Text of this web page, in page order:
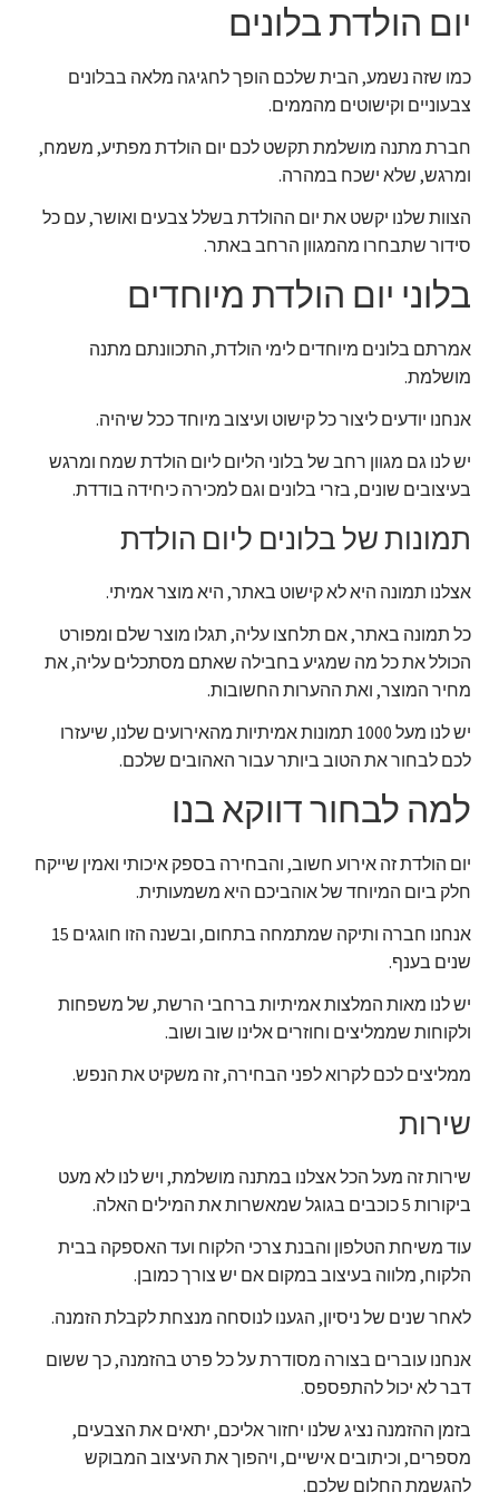
יום הולדת בלונים
כמו שזה נשמע, הבית שלכם הופך לחגיגה מלאה בבלונים
צבעוניים וקישוטים מהממים.
חברת מתנה מושלמת תקשט לכם יום הולדת מפתיע, משמח,
ומרגש, שלא ישכח במהרה.
הצוות שלנו יקשט את יום ההולדת בשלל צבעים ואושר, עם כל
סידור שתבחרו מהמגוון הרחב באתר.
בלוני יום הולדת מיוחדים
אמרתם בלונים מיוחדים לימי הולדת, התכוונתם מתנה
מושלמת.
אנחנו יודעים ליצור כל קישוט ועיצוב מיוחד ככל שיהיה.
יש לנו גם מגוון רחב של בלוני הליום ליום הולדת שמח ומרגש
בעיצובים שונים, בזרי בלונים וגם למכירה כיחידה בודדת.
תמונות של בלונים ליום הולדת
אצלנו תמונה היא לא קישוט באתר, היא מוצר אמיתי.
כל תמונה באתר, אם תלחצו עליה, תגלו מוצר שלם ומפורט
הכולל את כל מה שמגיע בחבילה שאתם מסתכלים עליה, את
מחיר המוצר, ואת ההערות החשובות.
יש לנו מעל 1000 תמונות אמיתיות מהאירועים שלנו, שיעזרו
לכם לבחור את הטוב ביותר עבור האהובים שלכם.
למה לבחור דווקא בנו
יום הולדת זה אירוע חשוב, והבחירה בספק איכותי ואמין שייקח
חלק ביום המיוחד של אוהביכם היא משמעותית.
אנחנו חברה ותיקה שמתמחה בתחום, ובשנה הזו חוגגים 15
שנים בענף.
יש לנו מאות המלצות אמיתיות ברחבי הרשת, של משפחות
ולקוחות שממליצים וחוזרים אלינו שוב ושוב.
ממליצים לכם לקרוא לפני הבחירה, זה משקיט את הנפש.
שירות
שירות זה מעל הכל אצלנו במתנה מושלמת, ויש לנו לא מעט
ביקורות 5 כוכבים בגוגל שמאשרות את המילים האלה.
עוד משיחת הטלפון והבנת צרכי הלקוח ועד האספקה בבית
הלקוח, מלווה בעיצוב במקום אם יש צורך כמובן.
לאחר שנים של ניסיון, הגענו לנוסחה מנצחת לקבלת הזמנה.
אנחנו עוברים בצורה מסודרת על כל פרט בהזמנה, כך ששום
דבר לא יכול להתפספס.
בזמן ההזמנה נציג שלנו יחזור אליכם, יתאים את הצבעים,
מספרים, וכיתובים אישיים, ויהפוך את העיצוב המבוקש
להגשמת החלום שלכם.